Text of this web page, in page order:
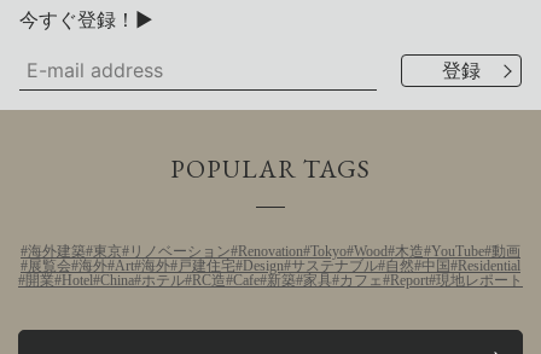
今すぐ登録！▶
POPULAR TAGS
海外建築 東京 リノベーション Renovation Tokyo Wood 木造 YouTube 動画
展覧会 海外 Art 海外 戸建住宅 Design サステナブル 自然 中国
Residential
開業
Hotel China ホテル RC造 Cafe 新築 家具 カフェ Report 現地レポート